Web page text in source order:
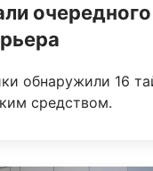
очередного
обнаружили 16
средством.